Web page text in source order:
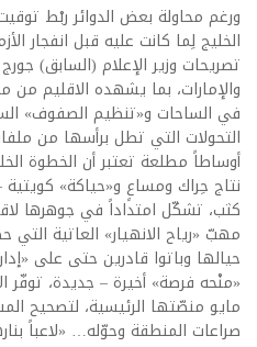
ورغم محاولة بعض الدوائر ربْط
الخليج لِما كانت عليه قبل انفجار
تصريحات وزير الإعلام (السابق)
والإمارات، بما يشهده الاقليم من
في الساحات و«تنظيم الصفوف»
التحولات التي تطل برأسها من
أوساطاً مطلعة تعتبر أن الخطوة
نتاج حِراك ومساعٍ و«حياكة»
كثب، تشكّل امتداداً في جوهرها
مهبّ «رياح الانهيار» العاتية
حيالها وباتوا قادرين حتى على
مايو منصّتها الرئيسية، لتصحيح
صراعات المنطقة وحوّله… «لاعباً